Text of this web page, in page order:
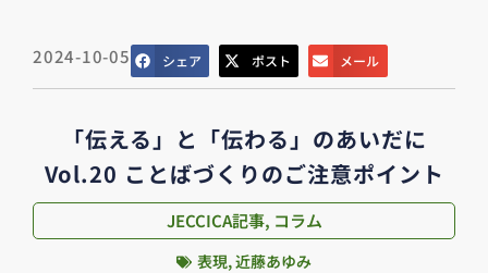
2024-10-05 シェア ポスト メール
「伝える」と「伝わる」のあいだに
Vol.20 ことばづくりのご注意ポイント
JECCICA記事, コラム
表現,近藤あゆみ